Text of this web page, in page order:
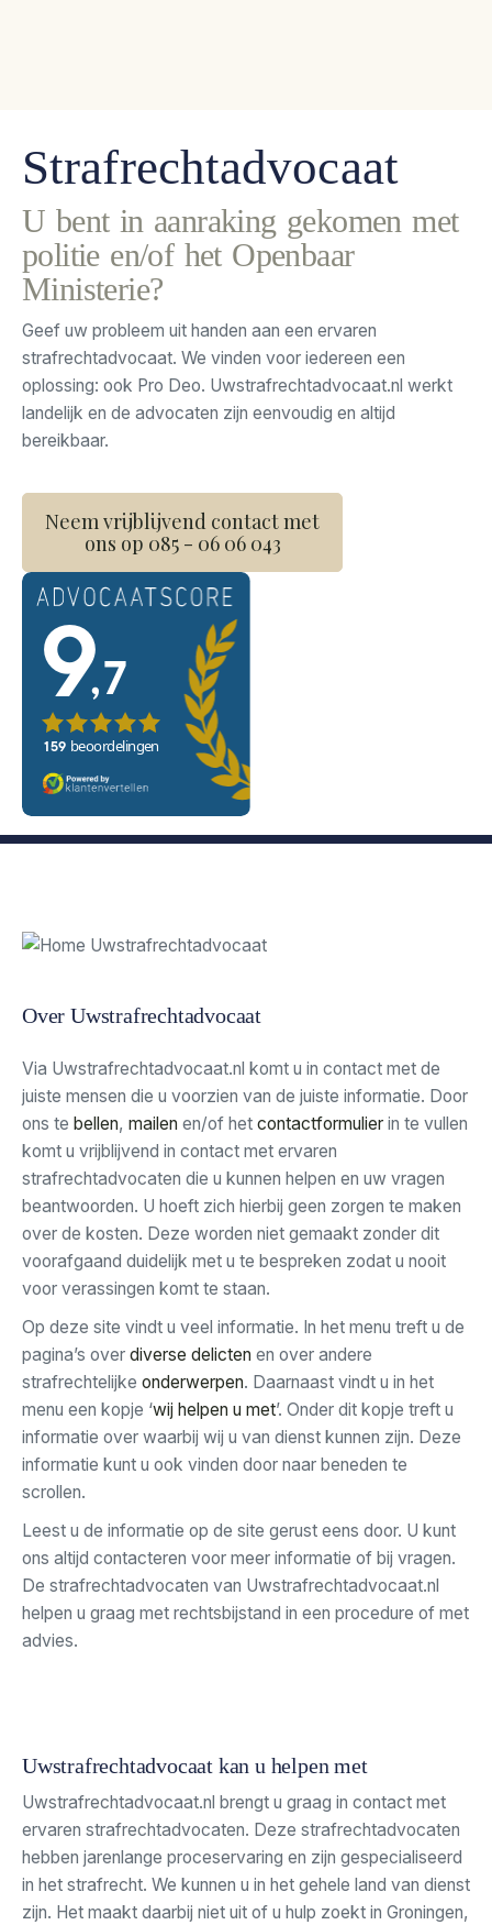
Strafrechtadvocaat
U bent in aanraking gekomen met
politie en/of het Openbaar
Ministerie?
Geef uw probleem uit handen aan een ervaren
strafrechtadvocaat. We vinden voor iedereen een
oplossing: ook Pro Deo. Uwstrafrechtadvocaat.nl werkt
landelijk en de advocaten zijn eenvoudig en altijd
bereikbaar.
Neem vrijblijvend contact met
ons op 085 - 06 06 043
Over Uwstrafrechtadvocaat
Via Uwstrafrechtadvocaat.nl komt u in contact met de
juiste mensen die u voorzien van de juiste informatie. Door
ons te bellen, mailen en/of het contactformulier in te vullen
komt u vrijblijvend in contact met ervaren
strafrechtadvocaten die u kunnen helpen en uw vragen
beantwoorden. U hoeft zich hierbij geen zorgen te maken
over de kosten. Deze worden niet gemaakt zonder dit
voorafgaand duidelijk met u te bespreken zodat u nooit
voor verassingen komt te staan.
Op deze site vindt u veel informatie. In het menu treft u de
pagina’s over diverse delicten en over andere
strafrechtelijke onderwerpen. Daarnaast vindt u in het
menu een kopje ‘wij helpen u met’. Onder dit kopje treft u
informatie over waarbij wij u van dienst kunnen zijn. Deze
informatie kunt u ook vinden door naar beneden te
scrollen.
Leest u de informatie op de site gerust eens door. U kunt
ons altijd contacteren voor meer informatie of bij vragen.
De strafrechtadvocaten van Uwstrafrechtadvocaat.nl
helpen u graag met rechtsbijstand in een procedure of met
advies.
Uwstrafrechtadvocaat kan u helpen met
Uwstrafrechtadvocaat.nl brengt u graag in contact met
ervaren strafrechtadvocaten. Deze strafrechtadvocaten
hebben jarenlange proceservaring en zijn gespecialiseerd
in het strafrecht. We kunnen u in het gehele land van dienst
zijn. Het maakt daarbij niet uit of u hulp zoekt in Groningen,